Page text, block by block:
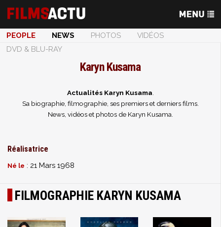
PEOPLE NEWS PHOTOS
VIDÉOS
DVD & BLU-RAY
Karyn Kusama
Actualités Karyn Kusama
Sa biographie, filmographie, ses premiers et derniers films.
News, vidéos et photos de Karyn Kusama.
Réalisatrice
Né le : 21 Mars 1968
FILMOGRAPHIE KARYN KUSAMA